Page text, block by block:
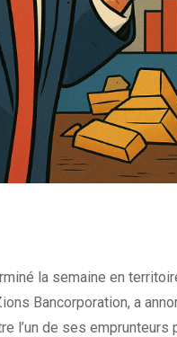
la semaine en
Bancorporation, a
l’un de ses